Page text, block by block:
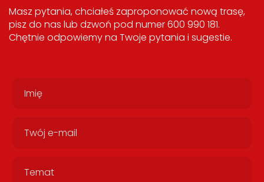
Masz pytania, chciałeś zaproponować nową trasę,
pisz do nas lub dzwoń pod numer 600 990 181.
Chętnie odpowiemy na Twoje pytania i sugestie.